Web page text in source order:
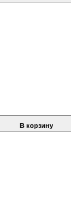
В корзину